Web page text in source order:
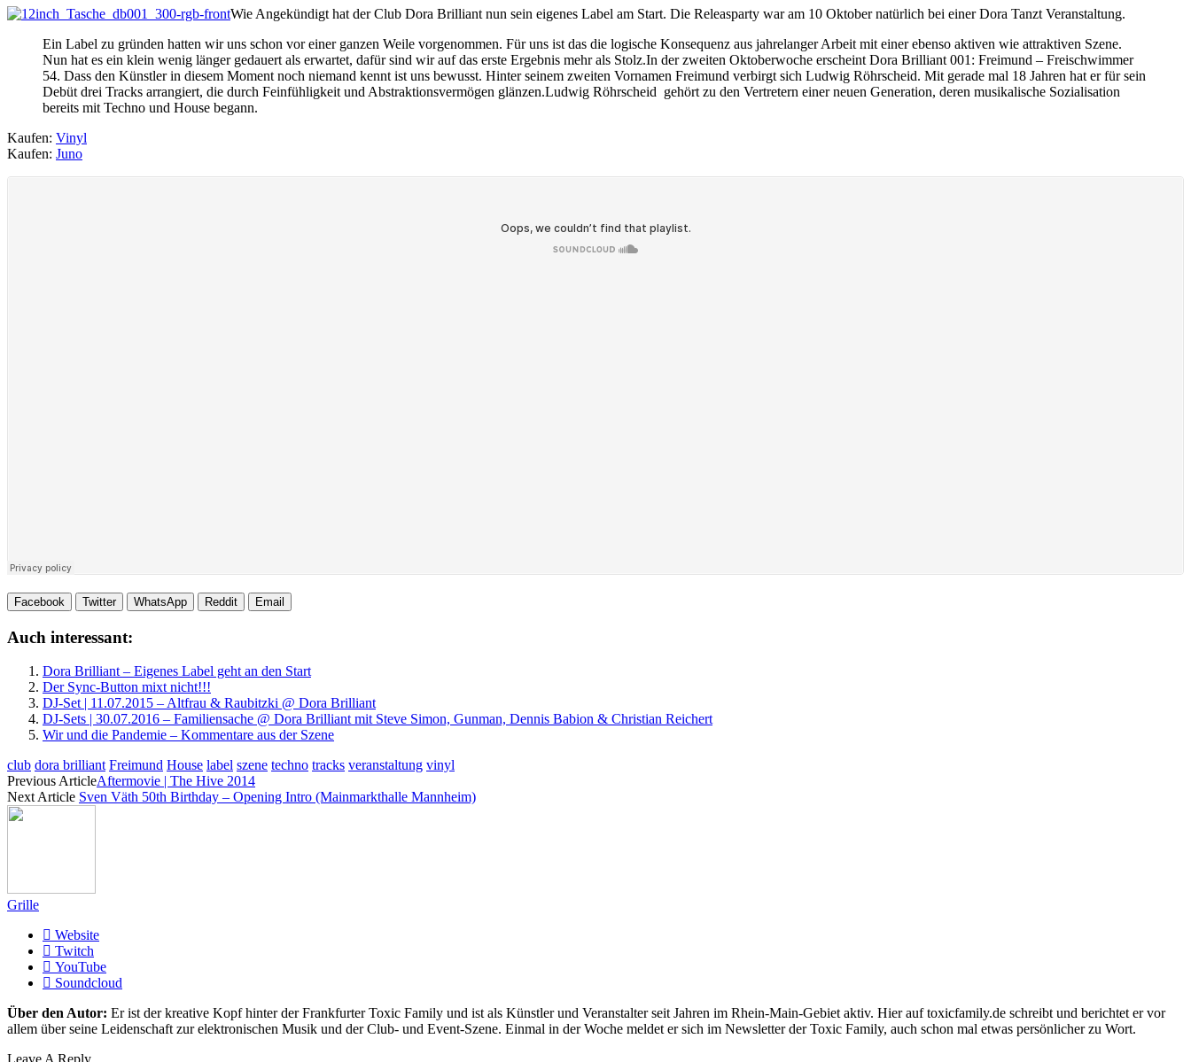
Wie Angekündigt hat der Club Dora Brilliant nun sein eigenes Label am Start. Die Releasparty war am 10 Oktober natürlich bei einer Dora Tanzt Veranstaltung.
Ein Label zu gründen hatten wir uns schon vor einer ganzen Weile vorgenommen. Für uns ist das die logische Konsequenz aus jahrelanger Arbeit mit einer ebenso aktiven wie attraktiven Szene.
Nun hat es ein klein wenig länger gedauert als erwartet, dafür sind wir auf das erste Ergebnis mehr als Stolz.In der zweiten Oktoberwoche erscheint Dora Brilliant 001: Freimund – Freischwimmer
54. Dass den Künstler in diesem Moment noch niemand kennt ist uns bewusst. Hinter seinem zweiten Vornamen Freimund verbirgt sich Ludwig Röhrscheid. Mit gerade mal 18 Jahren hat er für sein
Debüt drei Tracks arrangiert, die durch Feinfühligkeit und Abstraktionsvermögen glänzen.Ludwig Röhrscheid gehört zu den Vertretern einer neuen Generation, deren musikalische Sozialisation
bereits mit Techno und House begann.
Kaufen: Vinyl
Kaufen: Juno
Facebook Twitter WhatsApp Reddit Email
Auch interessant:
Dora Brilliant – Eigenes Label geht an den Start
Der Sync-Button mixt nicht!!!
DJ-Set | 11.07.2015 – Altfrau & Raubitzki @ Dora Brilliant
DJ-Sets | 30.07.2016 – Familiensache @ Dora Brilliant mit Steve Simon, Gunman, Dennis Babion & Christian Reichert
Wir und die Pandemie – Kommentare aus der Szene
club dora brilliant Freimund House label szene techno tracks veranstaltung vinyl
Previous ArticleAftermovie | The Hive 2014
Next Article Sven Väth 50th Birthday – Opening Intro (Mainmarkthalle Mannheim)
Grille
Website
Twitch
YouTube
Soundcloud
Über den Autor: Er ist der kreative Kopf hinter der Frankfurter Toxic Family und ist als Künstler und Veranstalter seit Jahren im Rhein-Main-Gebiet aktiv. Hier auf toxicfamily.de schreibt und berichtet er vor
allem über seine Leidenschaft zur elektronischen Musik und der Club- und Event-Szene. Einmal in der Woche meldet er sich im Newsletter der Toxic Family, auch schon mal etwas persönlicher zu Wort.